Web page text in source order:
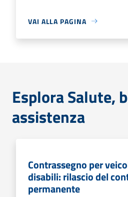
VAI ALLA PAGINA
Esplora Salute,
assistenza
Contrassegno per
disabili: rilascio del
permanente